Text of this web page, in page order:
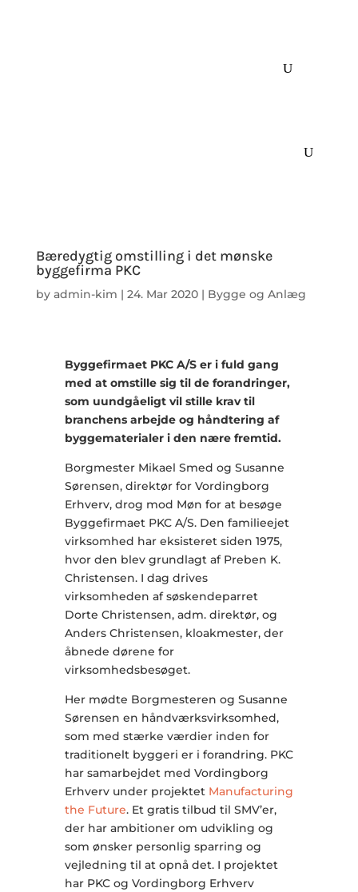
Bæredygtig omstilling i det mønske
byggefirma PKC
by admin-kim | 24. Mar 2020| Bygge og Anlæg
Byggefirmaet PKC A/S er i fuld gang
med at omstille sig til de forandringer,
som uundgåeligt vil stille krav til
branchens arbejde og håndtering af
byggematerialer i den nære fremtid.
Borgmester Mikael Smed og Susanne
Sørensen, direktør for Vordingborg
Erhverv, drog mod Møn for at besøge
Byggefirmaet PKC A/S. Den familieejet
virksomhed har eksisteret siden 1975,
hvor den blev grundlagt af Preben K.
Christensen. I dag drives
virksomheden af søskendeparret
Dorte Christensen, adm. direktør, og
Anders Christensen, kloakmester, der
åbnede dørene for
virksomhedsbesøget.
Her mødte Borgmesteren og Susanne
Sørensen en håndværksvirksomhed,
som med stærke værdier inden for
traditionelt byggeri er i forandring. PKC
har samarbejdet med Vordingborg
Erhverv under projektet Manufacturing
the Future. Et gratis tilbud til SMV’er,
der har ambitioner om udvikling og
som ønsker personlig sparring og
vejledning til at opnå det. I projektet
har PKC og Vordingborg Erhverv